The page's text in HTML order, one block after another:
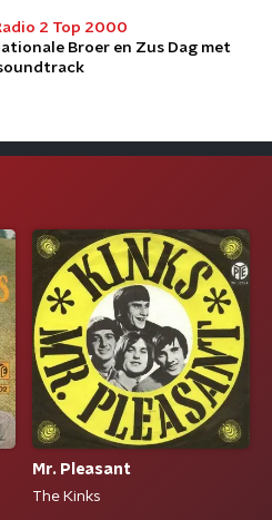
2 Top 2000
Broer en Zus Dag met
Mr. Pleasant
The Kinks